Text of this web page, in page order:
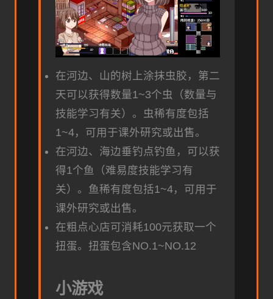
在河边、山的树上涂抹虫胶，第二
天可以获得数量1~3个虫（数量与
技能学习有关）。虫稀有度包括
1~4，可用于课外研究或出售。
在河边、海边垂钓点钓鱼，可以获
得1个鱼（难易度技能学习有
关）。鱼稀有度包括1~4，可用于
课外研究或出售。
在粗点心店可消耗100元获取一个
扭蛋。扭蛋包含NO.1~NO.12
小游戏